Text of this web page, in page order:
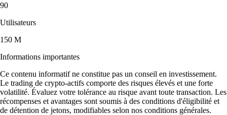
90
Utilisateurs
150 M
Informations importantes
Ce contenu informatif ne constitue pas un conseil en investissement.
Le trading de crypto-actifs comporte des risques élevés et une forte
volatilité. Évaluez votre tolérance au risque avant toute transaction. Les
récompenses et avantages sont soumis à des conditions d'éligibilité et
de détention de jetons, modifiables selon nos conditions générales.